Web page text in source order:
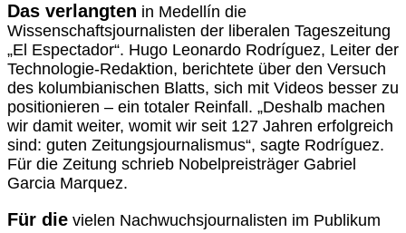
Das verlangten in Medellín die
Wissenschaftsjournalisten der liberalen Tageszeitung
„El Espectador“. Hugo Leonardo Rodríguez, Leiter der
Technologie-Redaktion, berichtete über den Versuch
des kolumbianischen Blatts, sich mit Videos besser zu
positionieren – ein totaler Reinfall. „Deshalb machen
wir damit weiter, womit wir seit 127 Jahren erfolgreich
sind: guten Zeitungsjournalismus“, sagte Rodríguez.
Für die Zeitung schrieb Nobelpreisträger Gabriel
Garcia Marquez.
Für die vielen Nachwuchsjournalisten im Publikum